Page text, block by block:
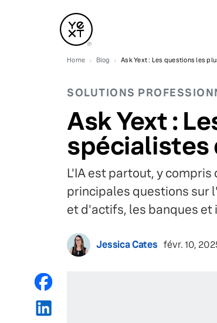
Home Blog Ask Yext : Les questions les
SOLUTIONS
Ask Yext :
spécialistes
L'IA est partout, y
principales questions sur
et d'actifs, les banques
Jessica Cates févr. 10,